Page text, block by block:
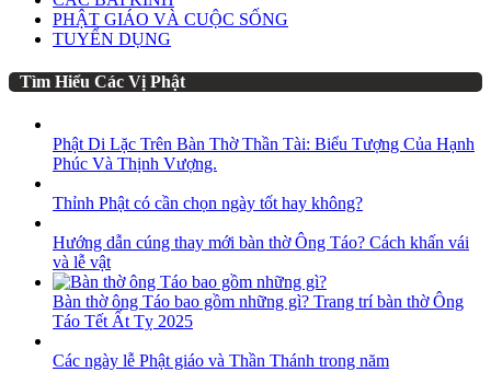
PHẬT GIÁO VÀ CUỘC SỐNG
TUYỂN DỤNG
Tìm Hiểu Các Vị Phật
Phật Di Lặc Trên Bàn Thờ Thần Tài: Biểu Tượng Của Hạnh
Phúc Và Thịnh Vượng.
Thỉnh Phật có cần chọn ngày tốt hay không?
Hướng dẫn cúng thay mới bàn thờ Ông Táo? Cách khấn vái
và lễ vật
Bàn thờ ông Táo bao gồm những gì? Trang trí bàn thờ Ông
Táo Tết Ất Tỵ 2025
Các ngày lễ Phật giáo và Thần Thánh trong năm